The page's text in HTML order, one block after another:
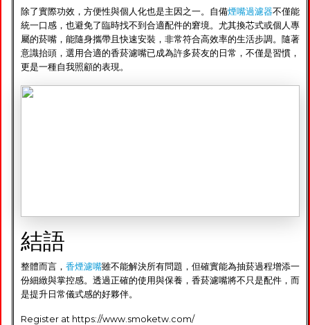
除了實際功效，方便性與個人化也是主因之一。自備煙嘴過濾器不僅能
統一口感，也避免了臨時找不到合適配件的窘境。尤其換芯式或個人專
屬的菸嘴，能隨身攜帶且快速安裝，非常符合高效率的生活步調。隨著
意識抬頭，選用合適的香菸濾嘴已成為許多菸友的日常，不僅是習慣，
更是一種自我照顧的表現。
結語
整體而言， 香煙濾嘴雖不能解決所有問題，但確實能為抽菸過程增添一
份細緻與掌控感。透過正確的使用與保養，香菸濾嘴將不只是配件，而
是提升日常儀式感的好夥伴。
Register at https://www.smoketw.com/